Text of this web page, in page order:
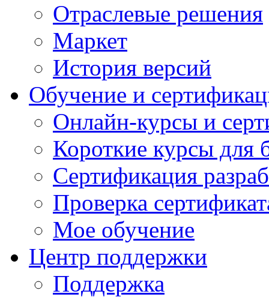
Отраслевые решения
Маркет
История версий
Обучение и
Онлайн-курсы и
Короткие курсы для
Сертификация
Проверка
Мое обучение
Центр поддержки
Поддержка